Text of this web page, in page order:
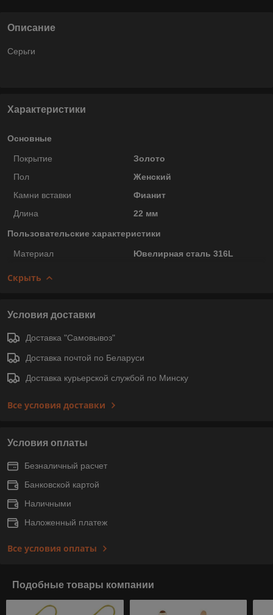
Описание
Серьги
Характеристики
Основные
Покрытие
Золото
Пол
Женский
Камни вставки
Фианит
Длина
22 мм
Пользовательские характеристики
Материал Ювелирная сталь 316L
Скрыть
Условия доставки
Доставка "Самовывоз"
Доставка почтой по Беларуси
Доставка курьерской службой по Минску
Все условия доставки
Условия оплаты
Безналичный расчет
Банковской картой
Наличными
Наложенный платеж
Все условия оплаты
Подобные товары компании